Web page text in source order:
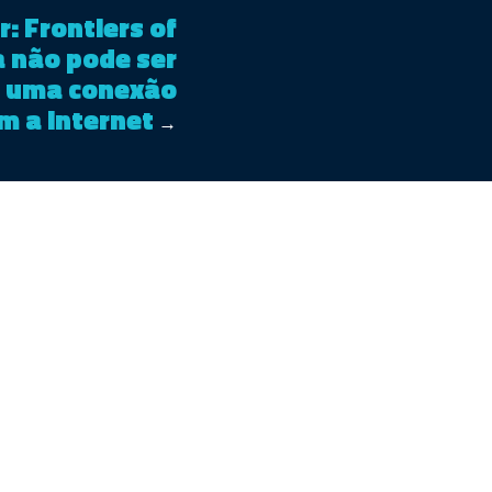
Frontiers of
não pode ser
conexão
a Internet →